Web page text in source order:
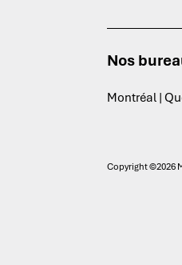
Nos
Montréal |
Copyright ©2026